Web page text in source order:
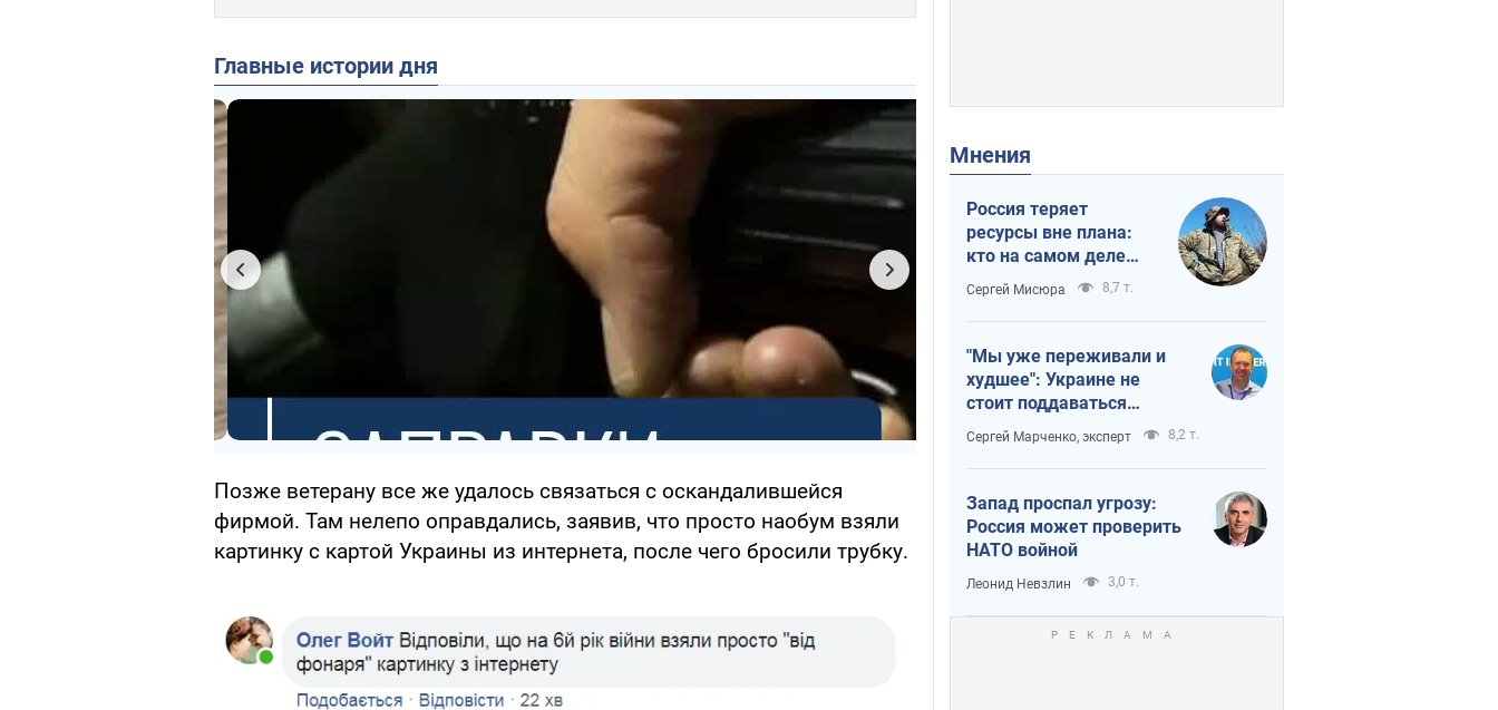
Главные истории дня
Позже ветерану все же удалось связаться с оскандалившейся
фирмой. Там нелепо оправдались, заявив, что просто наобум взяли
картинку с картой Украины из интернета, после чего бросили трубку.
Мнения
Россия теряет
ресурсы вне плана:
кто на самом деле
диктует темп войны
Сергей Мисюра 8,7 т.
"Мы уже переживали и
худшее": Украине не
стоит поддаваться
отчаянию из-за
ракетного террора
Сергей Марченко, эксперт 8,2 т.
Запад проспал угрозу:
Россия может проверить
НАТО войной
Леонид Невзлин 3,0 т.